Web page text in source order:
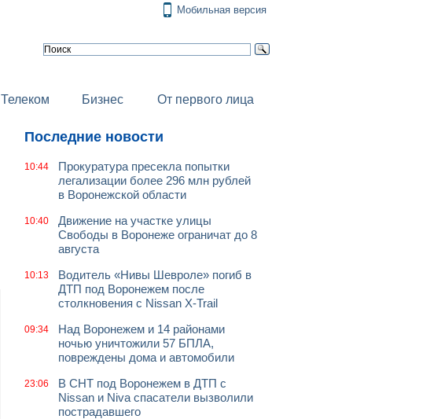
Мобильная версия
Телеком Бизнес От первого лица
Последние новости
10:44
Прокуратура пресекла попытки
легализации более 296 млн рублей
в Воронежской области
10:40
Движение на участке улицы
Свободы в Воронеже ограничат до 8
августа
10:13
Водитель «Нивы Шевроле» погиб в
ДТП под Воронежем после
столкновения с Nissan X-Trail
09:34
Над Воронежем и 14 районами
ночью уничтожили 57 БПЛА,
повреждены дома и автомобили
23:06
В СНТ под Воронежем в ДТП с
Nissan и Niva спасатели вызволили
пострадавшего